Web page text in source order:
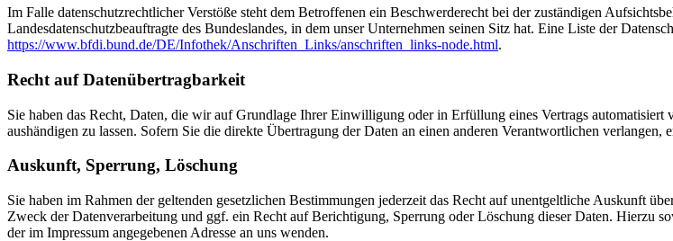
Im Falle datenschutzrechtlicher Verstöße steht dem Betroffenen ein Beschwerderecht bei der zuständigen
Landesdatenschutzbeauftragte des Bundeslandes, in dem unser Unternehmen seinen Sitz hat. Eine Liste der
https://www.bfdi.bund.de/DE/Infothek/Anschriften_Links/anschriften_links-node.html.
Recht auf Datenübertragbarkeit
Sie haben das Recht, Daten, die wir auf Grundlage Ihrer Einwilligung oder in Erfüllung eines Vertrags
aushändigen zu lassen. Sofern Sie die direkte Übertragung der Daten an einen anderen Verantwortlichen verlangen,
Auskunft, Sperrung, Löschung
Sie haben im Rahmen der geltenden gesetzlichen Bestimmungen jederzeit das Recht auf unentgeltliche Auskunft
Zweck der Datenverarbeitung und ggf. ein Recht auf Berichtigung, Sperrung oder Löschung dieser Daten. Hierzu
der im Impressum angegebenen Adresse an uns wenden.